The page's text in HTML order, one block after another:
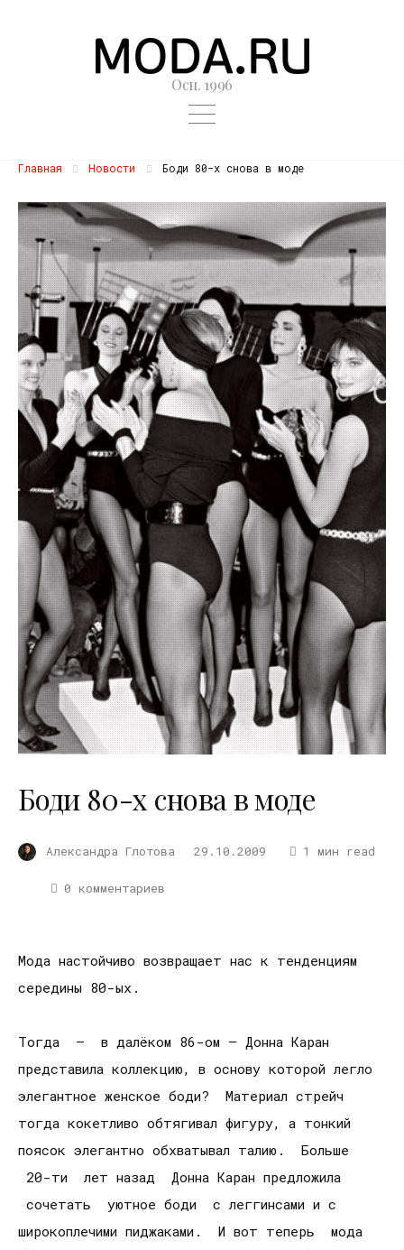
Осн. 1996
Главная Новости Боди 80-х снова в моде
Боди 80-х снова в моде
Александра Глотова 29.10.2009 1 мин read
0 комментариев
Мода настойчиво возвращает нас к тенденциям
середины 80-ых.
Тогда – в далёком 86-ом – Донна Каран
представила коллекцию, в основу которой легло
элегантное женское боди? Материал стрейч
тогда кокетливо обтягивал фигуру, а тонкий
поясок элегантно обхватывал талию. Больше
20-ти лет назад Донна Каран предложила
сочетать уютное боди с леггинсами и с
широкоплечими пиджаками. И вот теперь мода